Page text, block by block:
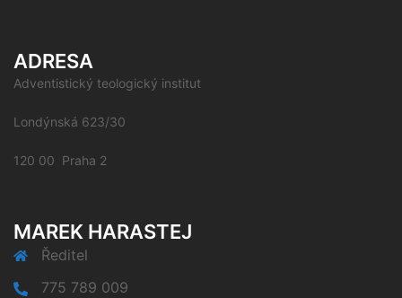
ADRESA
Adventistický teologický institut
Londýnská 623/30
120 00 Praha 2
MAREK HARASTEJ
Ředitel
775 789 009